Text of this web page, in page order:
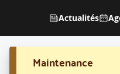
Actualités
Maintenance